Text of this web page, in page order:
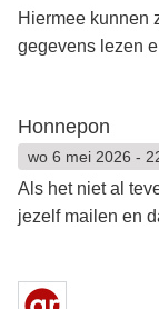
Hiermee kunnen
gegevens lezen
Honnepon
wo 6 mei 2026 -
Als het niet al
jezelf mailen en